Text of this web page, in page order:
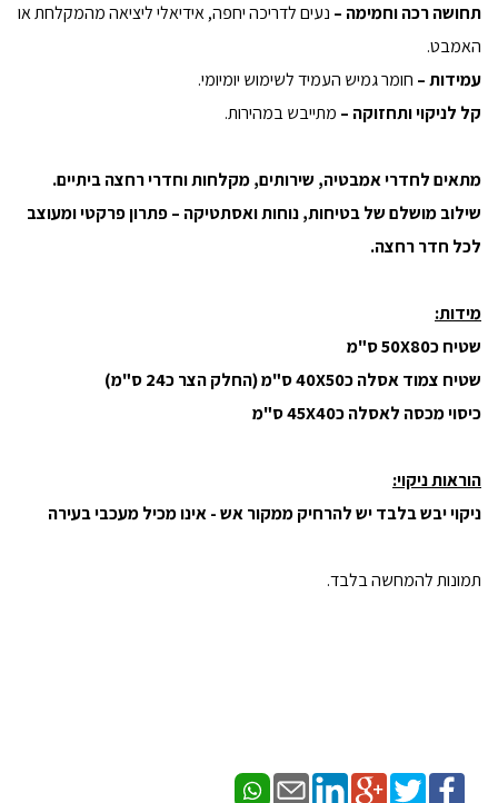
תחושה רכה וחמימה – נעים לדריכה יחפה, אידיאלי ליציאה מהמקלחת או
האמבט.
עמידות – חומר גמיש העמיד לשימוש יומיומי.
קל לניקוי ותחזוקה – מתייבש במהירות.
מתאים לחדרי אמבטיה, שירותים, מקלחות וחדרי רחצה ביתיים.
שילוב מושלם של בטיחות, נוחות ואסתטיקה – פתרון פרקטי ומעוצב
לכל חדר רחצה.
מידות:
שטיח כ50X80 ס"מ
שטיח צמוד אסלה כ40X50 ס"מ (החלק הצר כ24 ס"מ)
כיסוי מכסה לאסלה כ45X40 ס"מ
הוראות ניקוי:
ניקוי יבש בלבד יש להרחיק ממקור אש - אינו מכיל מעכבי בעירה
תמונות להמחשה בלבד.